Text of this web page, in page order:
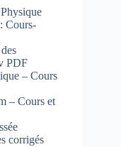
Physique
Cours-
PDF
– Cours
– Cours et
corrigés